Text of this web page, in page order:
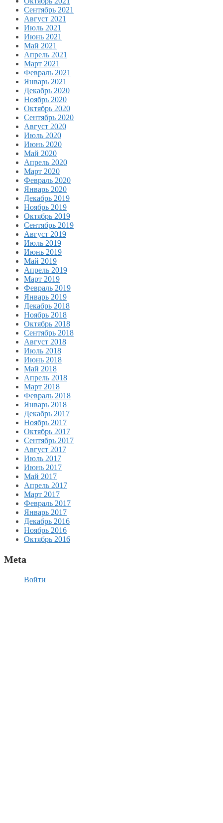
Сентябрь 2021
Август 2021
Июль 2021
Июнь 2021
Май 2021
Апрель 2021
Март 2021
Февраль 2021
Январь 2021
Декабрь 2020
Ноябрь 2020
Октябрь 2020
Сентябрь 2020
Август 2020
Июль 2020
Июнь 2020
Май 2020
Апрель 2020
Март 2020
Февраль 2020
Январь 2020
Декабрь 2019
Ноябрь 2019
Октябрь 2019
Сентябрь 2019
Август 2019
Июль 2019
Июнь 2019
Май 2019
Апрель 2019
Март 2019
Февраль 2019
Январь 2019
Декабрь 2018
Ноябрь 2018
Октябрь 2018
Сентябрь 2018
Август 2018
Июль 2018
Июнь 2018
Май 2018
Апрель 2018
Март 2018
Февраль 2018
Январь 2018
Декабрь 2017
Ноябрь 2017
Октябрь 2017
Сентябрь 2017
Август 2017
Июль 2017
Июнь 2017
Май 2017
Апрель 2017
Март 2017
Февраль 2017
Январь 2017
Декабрь 2016
Ноябрь 2016
Октябрь 2016
Meta
Войти